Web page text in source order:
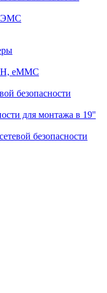
ЭМС
eMMC
безопасности
для монтажа в 19''
безопасности